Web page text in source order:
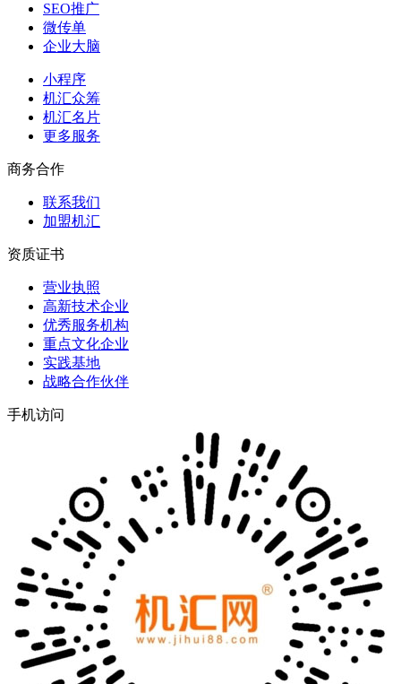
SEO推广
微传单
企业大脑
小程序
机汇众筹
机汇名片
更多服务
商务合作
联系我们
加盟机汇
资质证书
营业执照
高新技术企业
优秀服务机构
重点文化企业
实践基地
战略合作伙伴
手机访问